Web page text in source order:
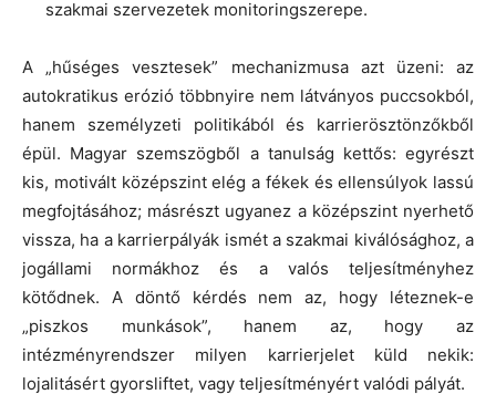
szakmai szervezetek monitoringszerepe.
A „hűséges vesztesek” mechanizmusa azt üzeni: az
autokratikus erózió többnyire nem látványos puccsokból,
hanem személyzeti politikából és karrierösztönzőkből
épül. Magyar szemszögből a tanulság kettős: egyrészt
kis, motivált középszint elég a fékek és ellensúlyok lassú
megfojtásához; másrészt ugyanez a középszint nyerhető
vissza, ha a karrierpályák ismét a szakmai kiválósághoz, a
jogállami normákhoz és a valós teljesítményhez
kötődnek. A döntő kérdés nem az, hogy léteznek-e
„piszkos munkások”, hanem az, hogy az
intézményrendszer milyen karrierjelet küld nekik:
lojalitásért gyorsliftet, vagy teljesítményért valódi pályát.